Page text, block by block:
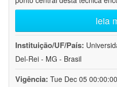
leia
Instituição/UF/País:
Del-Rei - MG - Brasil
Vigência: Tue Dec 05